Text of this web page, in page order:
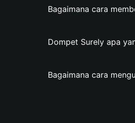
Bagaimana cara
Dompet Surely apa
Bagaimana cara